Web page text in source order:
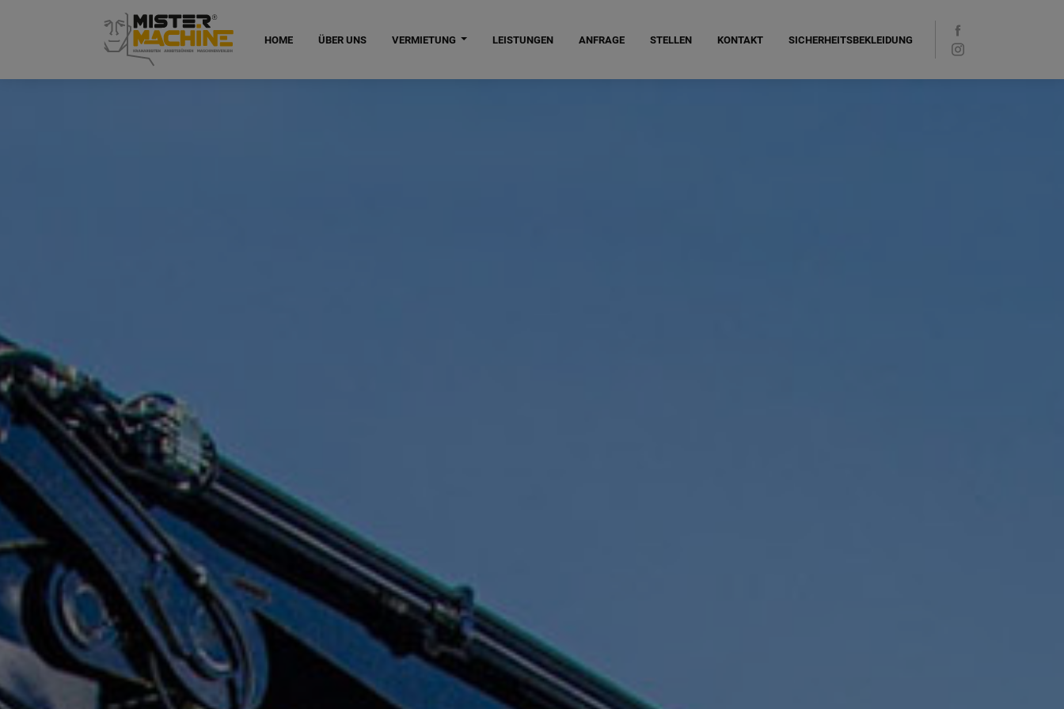
HOME ÜBER UNS VERMIETUNG LEISTUNGEN ANFRAGE STELLEN KONTAKT SICHERHEITSBEKLEIDUNG